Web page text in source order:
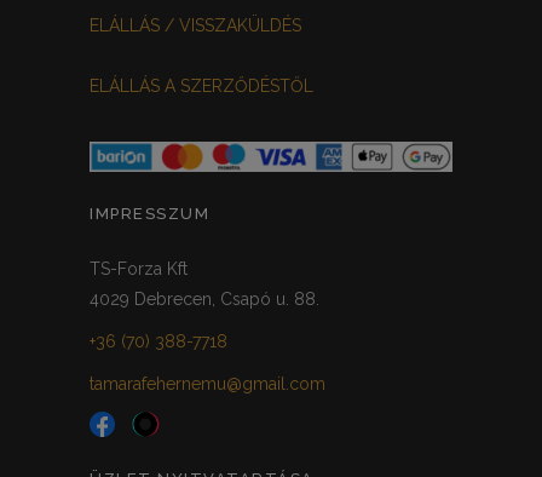
ELÁLLÁS / VISSZAKÜLDÉS
ELÁLLÁS A SZERZŐDÉSTŐL
IMPRESSZUM
TS-Forza Kft
4029 Debrecen, Csapó u. 88.
+36 (70) 388-7718
tamarafehernemu@gmail.com